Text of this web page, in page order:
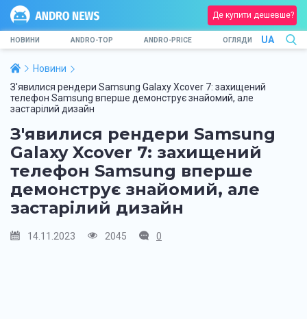
Де купити дешевше?
НОВИНИ ANDRO-TOP ANDRO-PRICE ОГЛЯДИ UA
Новини
З'явилися рендери Samsung Galaxy Xcover 7: захищений
телефон Samsung вперше демонструє знайомий, але
застарілий дизайн
З'явилися рендери Samsung
Galaxy Xcover 7: захищений
телефон Samsung вперше
демонструє знайомий, але
застарілий дизайн
14.11.2023 2045 0